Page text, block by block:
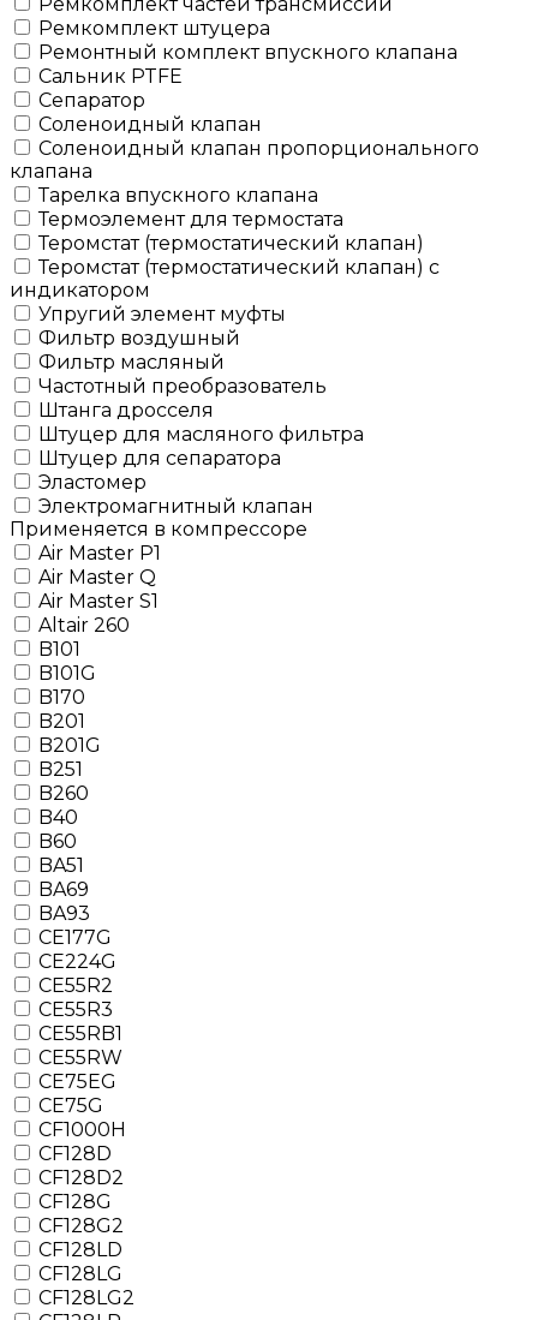
Ремкомплект штуцера
Ремонтный комплект впускного клапана
Сальник PTFE
Сепаратор
Соленоидный клапан
Соленоидный клапан пропорционального
клапана
Тарелка впускного клапана
Термоэлемент для термостата
Теромстат (термостатический клапан)
Теромстат (термостатический клапан) с
индикатором
Упругий элемент муфты
Фильтр воздушный
Фильтр масляный
Частотный преобразователь
Штанга дросселя
Штуцер для масляного фильтра
Штуцер для сепаратора
Эластомер
Электромагнитный клапан
Применяется в компрессоре
Air Master P1
Air Master Q
Air Master S1
Altair 260
B101
B101G
B170
B201
B201G
B251
B260
B40
B60
BA51
BA69
BA93
CE177G
CE224G
CE55R2
CE55R3
CE55RB1
CE55RW
CE75EG
CE75G
CF1000H
CF128D
CF128D2
CF128G
CF128G2
CF128LD
CF128LG
CF128LG2